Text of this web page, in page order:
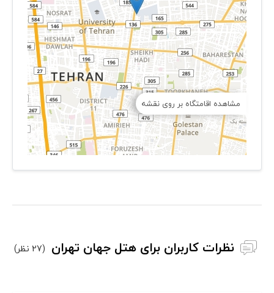
مشاهده اقامتگاه بر روی نقشه
نظرات کاربران برای هتل جهان تهران (27 نظر)